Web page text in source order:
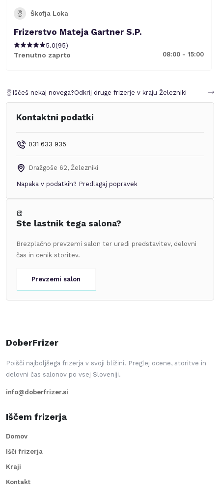
Škofja Loka
Frizerstvo Mateja Gartner S.P.
5.0(95)
Trenutno zaprto 08:00 - 15:00
Iščeš nekaj novega?Odkrij druge frizerje v kraju Železniki
Kontaktni podatki
031 633 935
Dražgoše 62, Železniki
Napaka v podatkih? Predlagaj popravek
Ste lastnik tega salona?
Brezplačno prevzemi salon ter uredi predstavitev, delovni
čas in cenik storitev.
Prevzemi salon
DoberFrizer
Poišči najboljšega frizerja v svoji bližini. Preglej ocene, storitve in
delovni čas salonov po vsej Sloveniji.
info@doberfrizer.si
Iščem frizerja
Domov
Išči frizerja
Kraji
Kontakt